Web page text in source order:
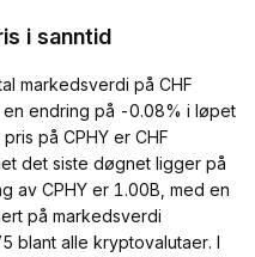
i sanntid
markedsverdi på CHF
endring på -0.08% i løpet
på CPHY er CHF
det siste døgnet ligger på
av CPHY er 1.00B, med en
på markedsverdi
blant alle kryptovalutaer. I